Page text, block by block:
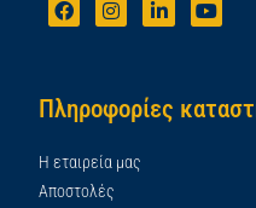
Πληροφορίες
Η εταιρεία μας
Αποστολές